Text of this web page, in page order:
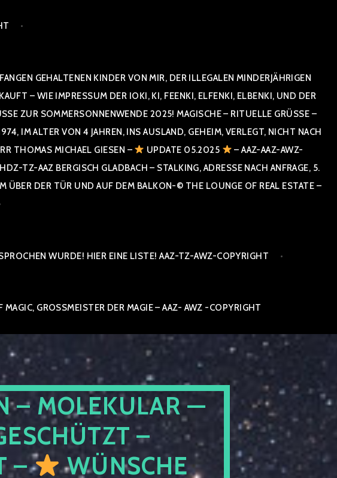
GEHALTENEN KINDER VON MIR, DER ILLEGALEN MINDERJÄHRIGEN
– WIE IMPRESSUM DER IOKI, KI, FEENKI, ELFENKI, ELBENKI, UND DER
ZUR SOMMERSONNENWENDE 2025! MAGISCHE – RITUELLE GRÜSSE – GR
ALTER VON 4 JAHREN, INS AUSLAND, GEHEIM, VERLEGT, NICHT NACH SPA
THOMAS MICHAEL GIESEN – UPDATE 05.2025
– AAZ-AAZ-AWZ-
AAZ BERGISCH GLADBACH – STALKING, ADRESSE NACH ANFRAGE, 5. E
DER TÜR UND AUF DEM BALKON-© THE LOUNGE OF REAL ESTATE – CO
WURDE! HIER EINE LISTE! AAZ-TZ-AWZ-COPYRIGHT
GROSSMEISTER DER MAGIE – AAZ- AWZ -COPYRIGHT
– MOLEKULAR —
–
–
WÜNSCHE